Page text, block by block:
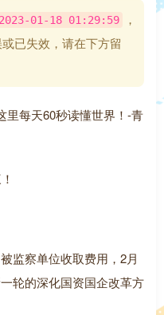
2023-01-18 01:29:59
，
已失效，请在下方留
监察单位收取费用，2月
轮的深化国资国企改革方